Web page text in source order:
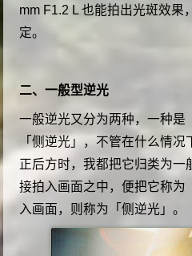
mm F1.2 L 也能拍出光斑效果
定。
二、一般型逆光
一般逆光又分为两种，一种是
「侧逆光」，不管在什么情
正后方时，我都把它归类为一
接拍入画面之中，便把它称为
入画面，则称为「侧逆光」。